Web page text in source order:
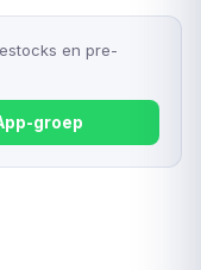
en pre-
groep